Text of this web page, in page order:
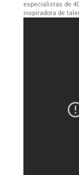
especialistas de
inspiradora de